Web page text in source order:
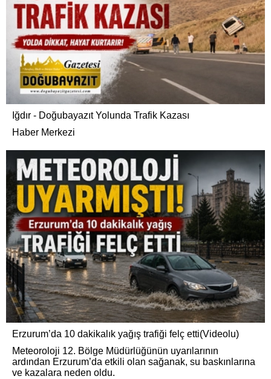
Iğdır - Doğubayazıt Yolunda Trafik Kazası
Haber Merkezi
Erzurum’da 10 dakikalık yağış trafiği felç etti(Videolu)
Meteoroloji 12. Bölge Müdürlüğünün uyarılarının
ardından Erzurum’da etkili olan sağanak, su baskınlarına
ve kazalara neden oldu.